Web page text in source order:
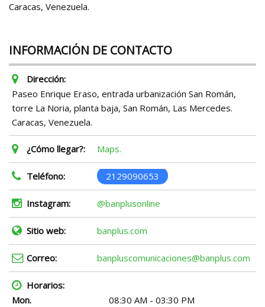
Caracas, Venezuela.
INFORMACIÓN DE CONTACTO
Dirección:
Paseo Enrique Eraso, entrada urbanización San Román,
torre La Noria, planta baja, San Román, Las Mercedes.
Caracas, Venezuela.
¿Cómo llegar?: Maps.
Teléfono: 2129090653
Instagram: @banplusonline
Sitio web: banplus.com
Correo: banpluscomunicaciones@banplus.com
Horarios:
Mon.
08:30 AM - 03:30 PM